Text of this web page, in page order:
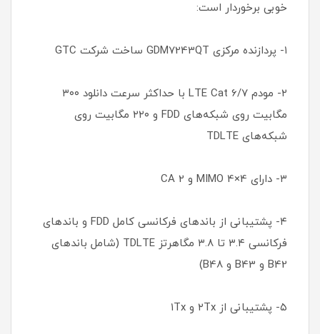
خوبی برخوردار است:
۱- پردازنده مرکزی GDM7243QT ساخت شرکت GTC
۲- مودم LTE Cat 6/7 با حداکثر سرعت دانلود ۳۰۰
مگابیت روی شبکه‌های FDD و ۲۲۰ مگابیت روی
شبکه‌های TDLTE
۳- دارای MIMO 4×4 و CA 2
۴- پشتیبانی از باندهای فرکانسی کامل FDD و باندهای
فرکانسی ۳.۴ تا ۳.۸ مگاهرتز TDLTE (شامل باندهای
B42 و B43 و B48)
۵- پشتیبانی از ۲Tx و ۱Tx